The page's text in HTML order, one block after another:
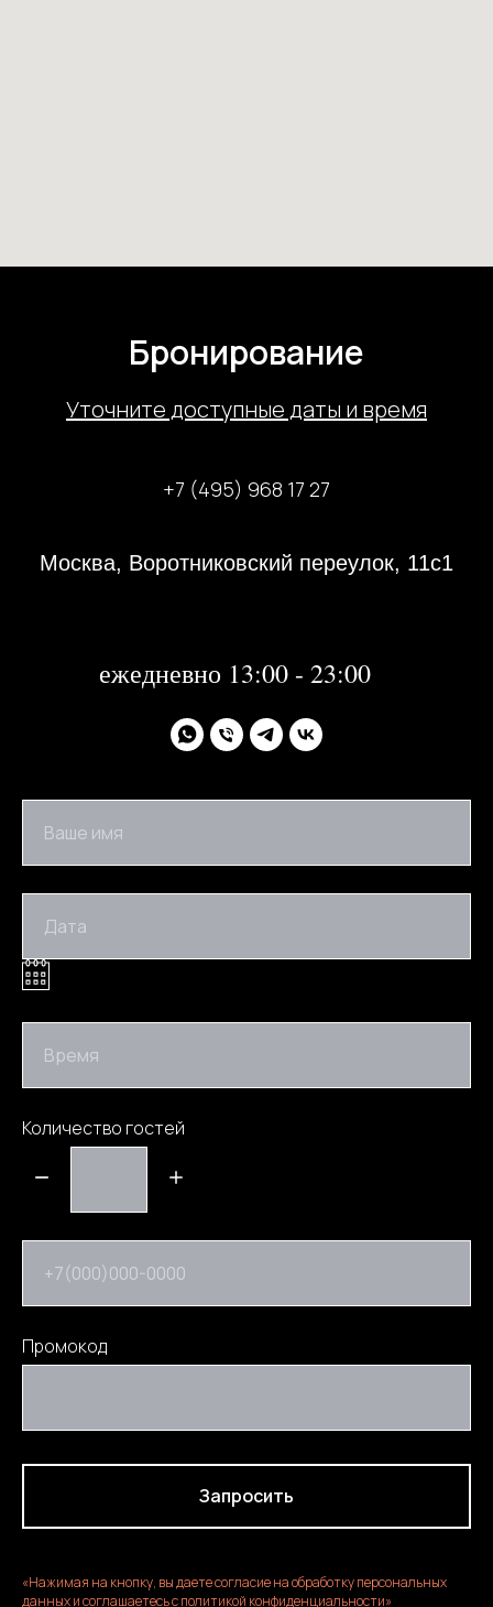
Бронирование
Уточните доступные даты и время
+7 (495) 968 17 27
Москва, Воротниковский переулок, 11с1
ежедневно 13:00 - 23:00
Ваше имя
Дата
Время
Количество гостей
+7(000)000-0000
Промокод
Запросить
«Нажимая на кнопку, вы даете согласие на обработку персональных
данных и соглашаетесь c политикой конфиденциальности»